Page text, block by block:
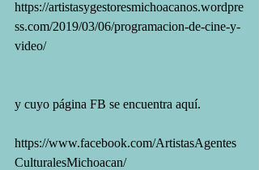
https://artistasygestoresmichoacanos.wordpre
ss.com/2019/03/06/programacion-de-cine-y-
video/
y cuyo página FB se encuentra aquí.
https://www.facebook.com/ArtistasAgentes
CulturalesMichoacan/